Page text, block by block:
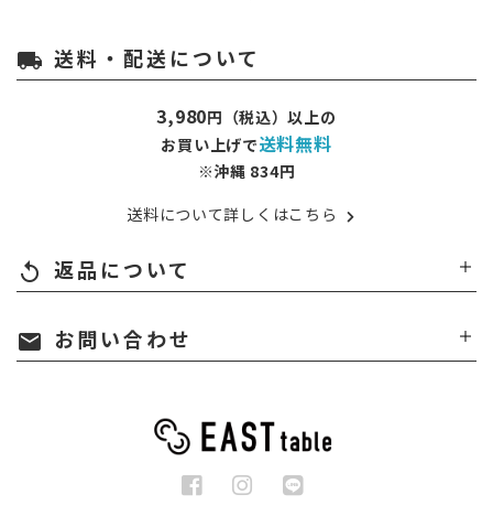
local_shipping 送料・配送について
3,980円（税込）以上の
お買い上げで送料無料
※沖縄 834円
送料について詳しくはこちら
replay 返品について
mail お問い合わせ